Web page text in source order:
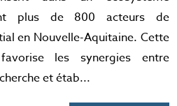
plus de 800 acteurs de
en Nouvelle-Aquitaine. Cette
les synergies entre
et étab...